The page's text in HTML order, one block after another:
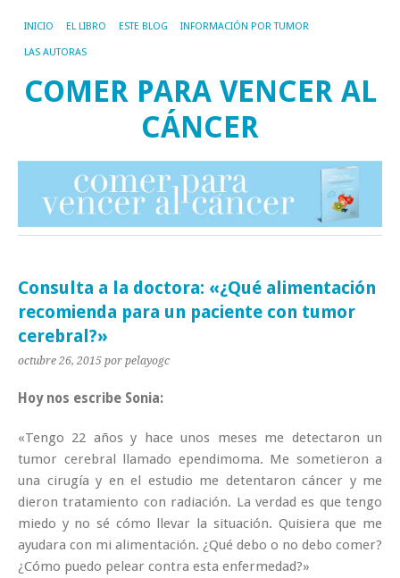
INICIO EL LIBRO ESTE BLOG INFORMACIÓN POR TUMOR
LAS AUTORAS
COMER PARA VENCER AL
CÁNCER
Consulta a la doctora: «¿Qué alimentación
recomienda para un paciente con tumor
cerebral?»
octubre 26, 2015 por pelayogc
Hoy nos escribe Sonia:
«Tengo 22 años y hace unos meses me detectaron un
tumor cerebral llamado ependimoma. Me sometieron a
una cirugía y en el estudio me detentaron cáncer y me
dieron tratamiento con radiación. La verdad es que tengo
miedo y no sé cómo llevar la situación. Quisiera que me
ayudara con mi alimentación. ¿Qué debo o no debo comer?
¿Cómo puedo pelear contra esta enfermedad?»